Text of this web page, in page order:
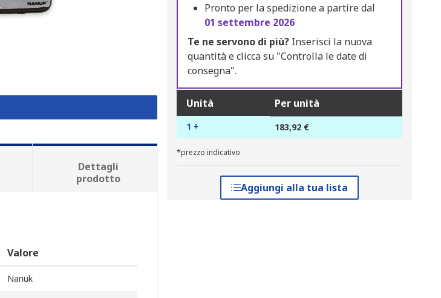
Pronto per la spedizione a partire dal
01 settembre 2026
Te ne servono di più?Inserisci la nuova
quantità e clicca su "Controlla le date di
consegna".
Unità Per unità
1 + 183,92 €
*prezzo indicativo
Aggiungi alla tua lista
Dettagli
prodotto
Valore
Nanuk